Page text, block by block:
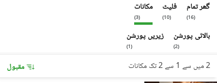
گھر تمام
(
16
)
فلیٹ
(
10
)
مکانات
(
3
)
بالائی پورشن
(
2
)
زیریں پورشن
(
1
)
2 میں سے 1 سے 2 تک مکانات مقبول